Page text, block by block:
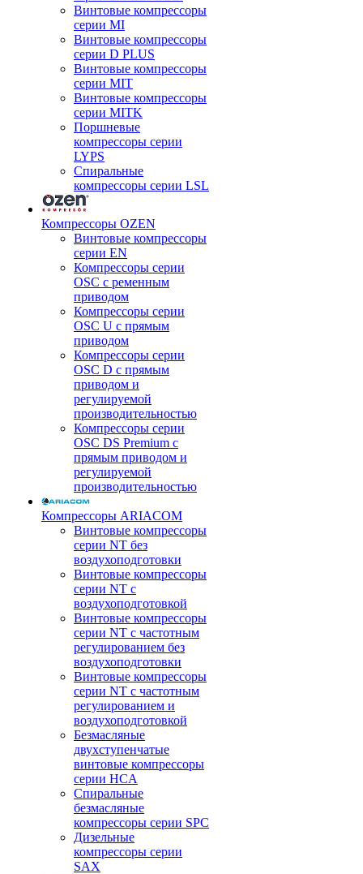
Винтовые компрессоры
серии MI
Винтовые компрессоры
серии D PLUS
Винтовые компрессоры
серии MIT
Винтовые компрессоры
серии MITK
Поршневые
компрессоры серии
LYPS
Спиральные
компрессоры серии LSL
Компрессоры OZEN
Винтовые компрессоры
серии EN
Компрессоры серии
OSC с ременным
приводом
Компрессоры серии
OSC U с прямым
приводом
Компрессоры серии
OSC D с прямым
приводом и
регулируемой
производительностью
Компрессоры серии
OSC DS Premium с
прямым приводом и
регулируемой
производительностью
Компрессоры ARIACOM
Винтовые компрессоры
серии NT без
воздухоподготовки
Винтовые компрессоры
серии NT c
воздухоподготовкой
Винтовые компрессоры
серии NT с частотным
регулированием без
воздухоподготовки
Винтовые компрессоры
серии NT с частотным
регулированием и
воздухоподготовкой
Безмасляные
двухступенчатые
винтовые компрессоры
серии HCA
Спиральные
безмасляные
компрессоры серии SPC
Дизельные
компрессоры серии
SAX